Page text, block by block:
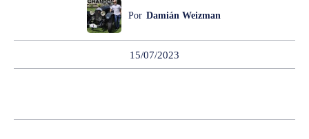
Por Damián Weizman
15/07/2023